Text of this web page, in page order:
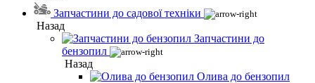
Запчастини до садової техніки
Назад
Запчастини до
бензопил
Назад
Олива до бензопил